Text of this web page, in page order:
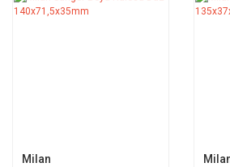
Milan